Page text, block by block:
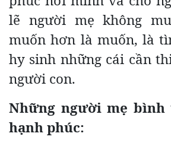
lẽ người mẹ không
muốn hơn là muốn, là
hy sinh những cái cần
người con.
Những người mẹ
hạnh phúc: